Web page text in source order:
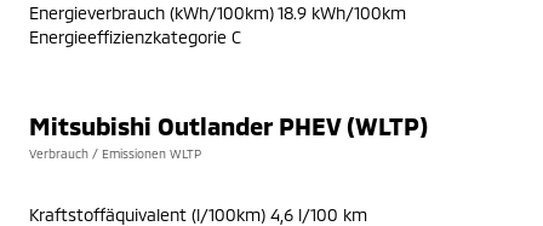
Energieverbrauch (kWh/100km) 18.9 kWh/100km
Energieeffizienzkategorie C
Mitsubishi Outlander PHEV (WLTP)
Verbrauch / Emissionen WLTP
Kraftstoffäquivalent (l/100km) 4,6 l/100 km